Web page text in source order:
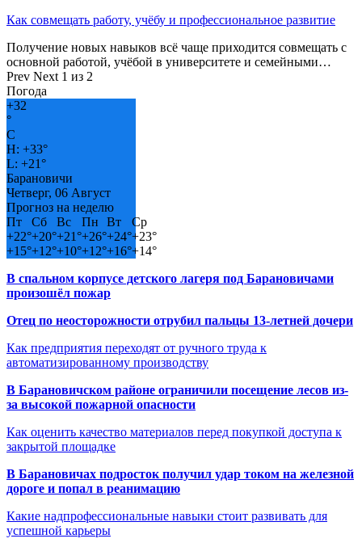
Как совмещать работу, учёбу и профессиональное развитие
Получение новых навыков всё чаще приходится совмещать с
основной работой, учёбой в университете и семейными…
Prev Next 1 из 2
Погода
+32
°
C
H: +33°
L: +21°
Барановичи
Четверг, 06 Август
Прогноз на неделю
Пт
Сб Вс Пн Вт
Ср
+22°+20°+21°+26°+24°+23°
+15°+12°+10°+12°+16°+14°
В спальном корпусе детского лагеря под Барановичами
произошёл пожар
Отец по неосторожности отрубил пальцы 13-летней дочери
Как предприятия переходят от ручного труда к
автоматизированному производству
В Барановичском районе ограничили посещение лесов из-
за высокой пожарной опасности
Как оценить качество материалов перед покупкой доступа к
закрытой площадке
В Барановичах подросток получил удар током на железной
дороге и попал в реанимацию
Какие надпрофессиональные навыки стоит развивать для
успешной карьеры